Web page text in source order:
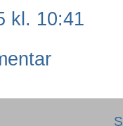
kl. 10:41